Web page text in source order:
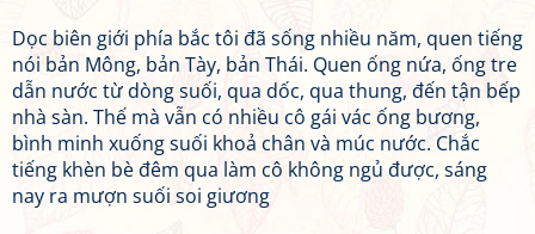
Dọc biên giới phía bắc tôi đã sống nhiều năm, quen tiếng
nói bản Mông, bản Tày, bản Thái. Quen ống nứa, ống tre
dẫn nước từ dòng suối, qua dốc, qua thung, đến tận bếp
nhà sàn. Thế mà vẫn có nhiều cô gái vác ống bương,
bình minh xuống suối khoả chân và múc nước. Chắc
tiếng khèn bè đêm qua làm cô không ngủ được, sáng
nay ra mượn suối soi giương